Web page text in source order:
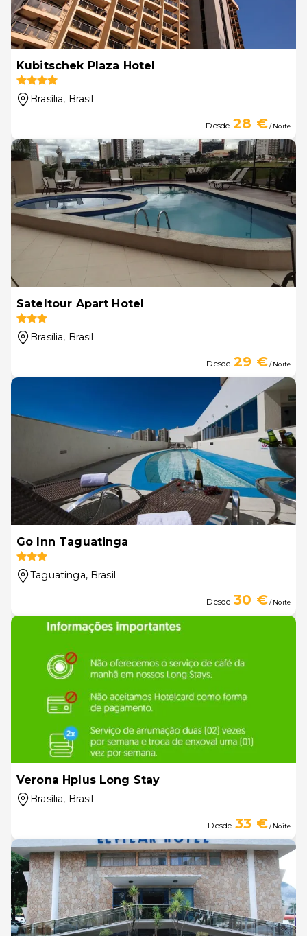
Kubitschek Plaza Hotel
Brasília, Brasil
Desde 28 €/ Noite
Sateltour Apart Hotel
Brasília, Brasil
Desde 29 €/ Noite
Go Inn Taguatinga
Taguatinga, Brasil
Desde 30 €/ Noite
Verona Hplus Long Stay
Brasília, Brasil
Desde 33 €/ Noite